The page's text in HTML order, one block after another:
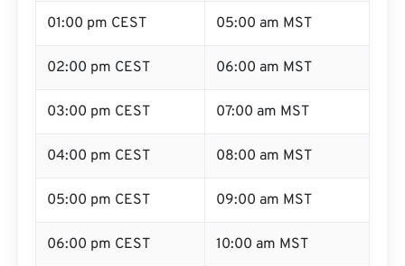
01:00 pm CEST 05:00 am MST
02:00 pm CEST 06:00 am MST
03:00 pm CEST 07:00 am MST
04:00 pm CEST 08:00 am MST
05:00 pm CEST 09:00 am MST
06:00 pm CEST 10:00 am MST